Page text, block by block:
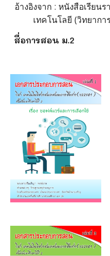
อ้างอิงจาก : หนังสือเรียน
เทคโนโลยี (วิทยาก
สื่อการสอน ม.2